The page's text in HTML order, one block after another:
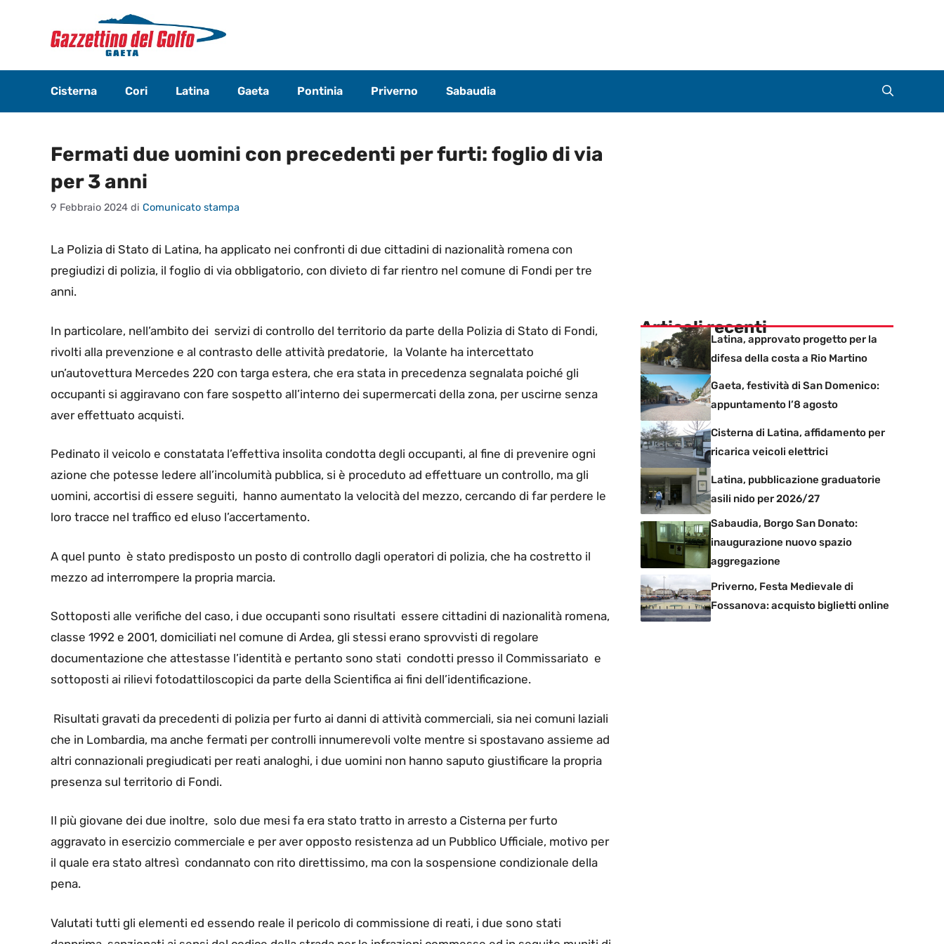
contenuto
Cisterna Cori Latina Gaeta Pontinia Priverno Sabaudia
Fermati due uomini con precedenti per furti: foglio di via
per 3 anni
9 Febbraio 2024 di Comunicato stampa
La Polizia di Stato di Latina, ha applicato nei confronti di due cittadini di nazionalità romena con
pregiudizi di polizia, il foglio di via obbligatorio, con divieto di far rientro nel comune di Fondi per tre
anni.
In particolare, nell’ambito dei servizi di controllo del territorio da parte della Polizia di Stato di Fondi,
rivolti alla prevenzione e al contrasto delle attività predatorie, la Volante ha intercettato
un’autovettura Mercedes 220 con targa estera, che era stata in precedenza segnalata poiché gli
occupanti si aggiravano con fare sospetto all’interno dei supermercati della zona, per uscirne senza
aver effettuato acquisti.
Pedinato il veicolo e constatata l’effettiva insolita condotta degli occupanti, al fine di prevenire ogni
azione che potesse ledere all’incolumità pubblica, si è proceduto ad effettuare un controllo, ma gli
uomini, accortisi di essere seguiti, hanno aumentato la velocità del mezzo, cercando di far perdere le
loro tracce nel traffico ed eluso l’accertamento.
A quel punto è stato predisposto un posto di controllo dagli operatori di polizia, che ha costretto il
mezzo ad interrompere la propria marcia.
Sottoposti alle verifiche del caso, i due occupanti sono risultati essere cittadini di nazionalità romena,
classe 1992 e 2001, domiciliati nel comune di Ardea, gli stessi erano sprovvisti di regolare
documentazione che attestasse l’identità e pertanto sono stati condotti presso il Commissariato e
sottoposti ai rilievi fotodattiloscopici da parte della Scientifica ai fini dell’identificazione.
Risultati gravati da precedenti di polizia per furto ai danni di attività commerciali, sia nei comuni laziali
che in Lombardia, ma anche fermati per controlli innumerevoli volte mentre si spostavano assieme ad
altri connazionali pregiudicati per reati analoghi, i due uomini non hanno saputo giustificare la propria
presenza sul territorio di Fondi.
Il più giovane dei due inoltre, solo due mesi fa era stato tratto in arresto a Cisterna per furto
aggravato in esercizio commerciale e per aver opposto resistenza ad un Pubblico Ufficiale, motivo per
il quale era stato altresì condannato con rito direttissimo, ma con la sospensione condizionale della
pena.
Valutati tutti gli elementi ed essendo reale il pericolo di commissione di reati, i due sono stati
Articoli recenti
Latina, approvato progetto per la
difesa della costa a Rio Martino
Gaeta, festività di San Domenico:
appuntamento l’8 agosto
Cisterna di Latina, affidamento per
ricarica veicoli elettrici
Latina, pubblicazione graduatorie
asili nido per 2026/27
Sabaudia, Borgo San Donato:
inaugurazione nuovo spazio
aggregazione
Priverno, Festa Medievale di
Fossanova: acquisto biglietti online